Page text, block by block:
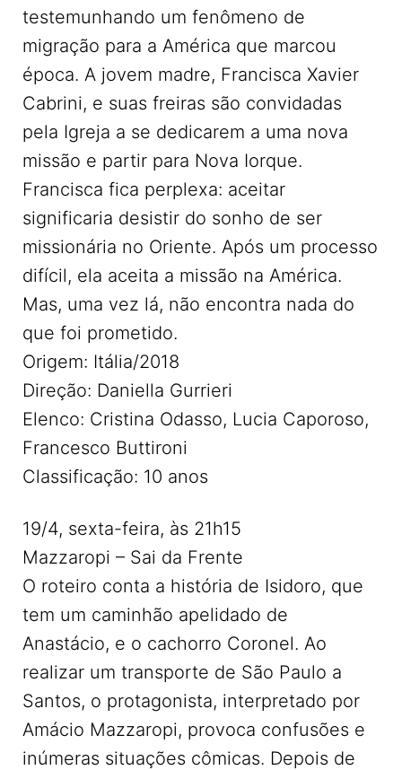
testemunhando um fenômeno de
migração para a América que marcou
época. A jovem madre, Francisca Xavier
Cabrini, e suas freiras são convidadas
pela Igreja a se dedicarem a uma nova
missão e partir para Nova Iorque.
Francisca fica perplexa: aceitar
significaria desistir do sonho de ser
missionária no Oriente. Após um processo
difícil, ela aceita a missão na América.
Mas, uma vez lá, não encontra nada do
que foi prometido.
Origem: Itália/2018
Direção: Daniella Gurrieri
Elenco: Cristina Odasso, Lucia Caporoso,
Francesco Buttironi
Classificação: 10 anos
19/4, sexta-feira, às 21h15
Mazzaropi – Sai da Frente
O roteiro conta a história de Isidoro, que
tem um caminhão apelidado de
Anastácio, e o cachorro Coronel. Ao
realizar um transporte de São Paulo a
Santos, o protagonista, interpretado por
Amácio Mazzaropi, provoca confusões e
inúmeras situações cômicas. Depois de